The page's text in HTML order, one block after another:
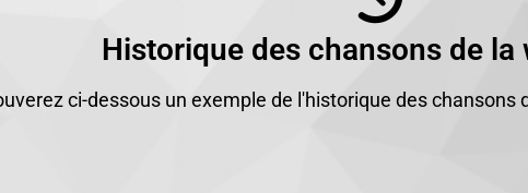
Historique des chansons de la
ci-dessous un exemple de l'historique des chansons